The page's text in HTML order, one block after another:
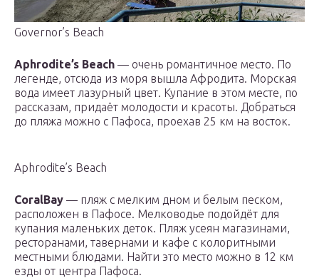
Governor’s Beach
Aphrodite’s Beach — очень романтичное место. По
легенде, отсюда из моря вышла Афродита. Морская
вода имеет лазурный цвет. Купание в этом месте, по
рассказам, придаёт молодости и красоты. Добраться
до пляжа можно с Пафоса, проехав 25 км на восток.
Aphrodite’s Beach
CoralBay — пляж с мелким дном и белым песком,
расположен в Пафосе. Мелководье подойдёт для
купания маленьких деток. Пляж усеян магазинами,
ресторанами, тавернами и кафе с колоритными
местными блюдами. Найти это место можно в 12 км
езды от центра Пафоса.